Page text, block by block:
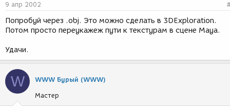
9 апр 2002
Попробуй через .obj. Это можно сделать в 3DExploration.
Потом просто переукажеж пути к текстурам в сцене Maya.
Удачи.
W WWW Бурый (WWW)
Мастер